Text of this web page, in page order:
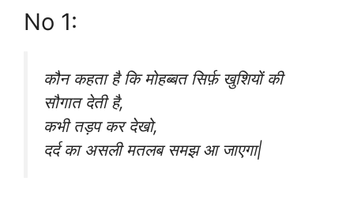
No 1:
कौन कहता है कि मोहब्बत सिर्फ़ खुशियों की
सौगात देती है,
कभी तड़प कर देखो,
दर्द का असली मतलब समझ आ जाएगा|